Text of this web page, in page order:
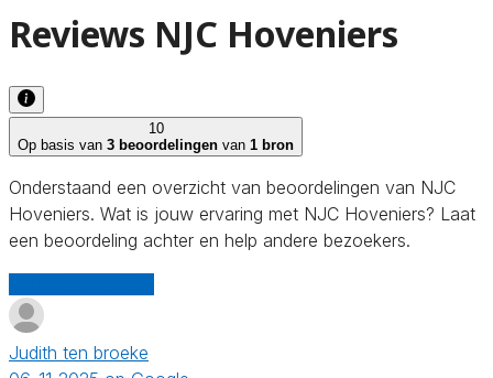
Reviews NJC Hoveniers
10
Op basis van 3 beoordelingen van 1 bron
Onderstaand een overzicht van beoordelingen van NJC
Hoveniers. Wat is jouw ervaring met NJC Hoveniers? Laat
een beoordeling achter en help andere bezoekers.
Judith ten broeke